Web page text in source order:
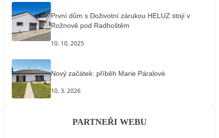
První dům s Doživotní zárukou HELUZ stojí v
Rožnově pod Radhoštěm
10. 10. 2025
Nový začátek: příběh Marie Páralové
10. 3. 2026
PARTNEŘI WEBU